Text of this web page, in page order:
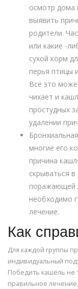
осмотр дома
выявить
родители.
или какие -
сухой корм
перья птицы
Все это
чихает и
простудных
удалении
многие его
причина
скрываться
поражающей
необходимо
лечение.
Как
Для каждой группы
индивидуальный
Победить кашель не
правильное